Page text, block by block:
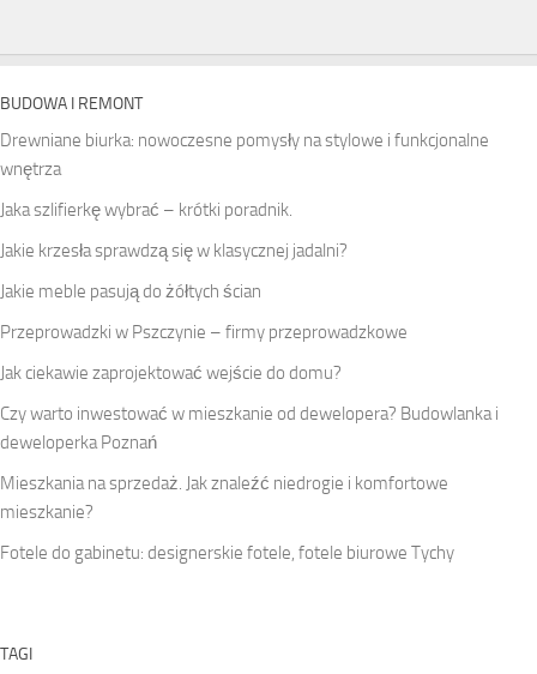
BUDOWA I REMONT
Drewniane biurka: nowoczesne pomysły na stylowe i funkcjonalne
wnętrza
Jaka szlifierkę wybrać – krótki poradnik.
Jakie krzesła sprawdzą się w klasycznej jadalni?
Jakie meble pasują do żółtych ścian
Przeprowadzki w Pszczynie – firmy przeprowadzkowe
Jak ciekawie zaprojektować wejście do domu?
Czy warto inwestować w mieszkanie od dewelopera? Budowlanka i
deweloperka Poznań
Mieszkania na sprzedaż. Jak znaleźć niedrogie i komfortowe
mieszkanie?
Fotele do gabinetu: designerskie fotele, fotele biurowe Tychy
TAGI